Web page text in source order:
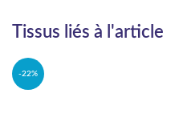
Tissus liés à l'article
-22%